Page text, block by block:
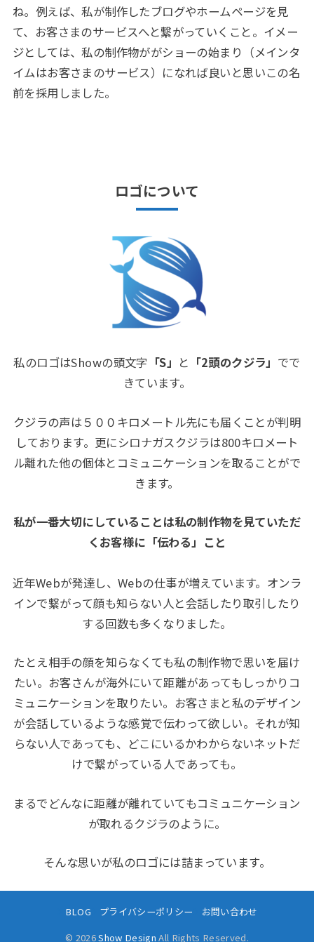
ね。例えば、私が制作したブログやホームページを見
て、お客さまのサービスへと繋がっていくこと。イメー
ジとしては、私の制作物ががショーの始まり（メインタ
イムはお客さまのサービス）になれば良いと思いこの名
前を採用しました。
ロゴについて
私のロゴはShowの頭文字 「S」 と 「2頭のクジラ」 でで
きています。
クジラの声は５００キロメートル先にも届くことが判明
しております。更にシロナガスクジラは800キロメート
ル離れた他の個体とコミュニケーションを取ることがで
きます。
私が一番大切にしていることは私の制作物を見ていただ
くお客様に「伝わる」こと
近年Webが発達し、Webの仕事が増えています。オンラ
インで繋がって顔も知らない人と会話したり取引したり
する回数も多くなりました。
たとえ相手の顔を知らなくても私の制作物で思いを届け
たい。お客さんが海外にいて距離があってもしっかりコ
ミュニケーションを取りたい。お客さまと私のデザイン
が会話しているような感覚で伝わって欲しい。それが知
らない人であっても、どこにいるかわからないネットだ
けで繋がっている人であっても。
まるでどんなに距離が離れていてもコミュニケーション
が取れるクジラのように。
そんな思いが私のロゴには詰まっています。
BLOG プライバシーポリシー
お問い合わせ
© 2026Show Design All Rights Reserved.